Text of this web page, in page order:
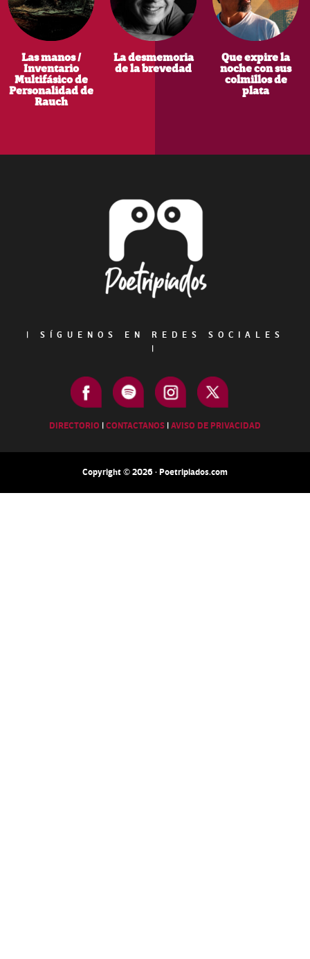
Las manos /
Inventario
Multifásico de
Personalidad de
Rauch
La desmemoria
de la brevedad
Que expire la
noche con sus
colmillos de
plata
|
SÍGUENOS EN REDES SOCIALES
|
DIRECTORIO |CONTACTANOS |AVISO DE PRIVACIDAD
Copyright © 2026 · Poetripiados.com